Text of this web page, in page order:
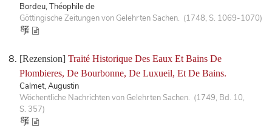
Bordeu, Théophile de
Göttingische Zeitungen von Gelehrten Sachen. (1748, S. 1069-1070)
[Rezension] Traité Historique Des Eaux Et Bains De
Plombieres, De Bourbonne, De Luxueil, Et De Bains.
Calmet, Augustin
Wöchentliche Nachrichten von Gelehrten Sachen. (1749, Bd. 10,
S. 357)